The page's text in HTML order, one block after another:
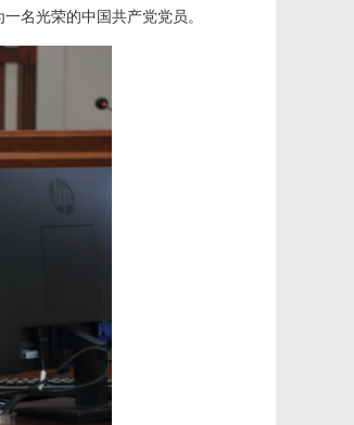
名光荣的中国共产党党员。